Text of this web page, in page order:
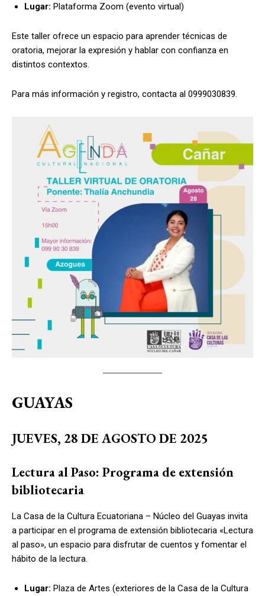
Lugar: Plataforma Zoom (evento virtual)
Este taller ofrece un espacio para aprender técnicas de
oratoria, mejorar la expresión y hablar con confianza en
distintos contextos.
Para más información y registro, contacta al 0999030839.
GUAYAS
JUEVES, 28 DE AGOSTO DE 2025
Lectura al Paso: Programa de extensión
bibliotecaria
La Casa de la Cultura Ecuatoriana – Núcleo del Guayas invita
a participar en el programa de extensión bibliotecaria «Lectura
al paso», un espacio para disfrutar de cuentos y fomentar el
hábito de la lectura.
Lugar: Plaza de Artes (exteriores de la Casa de la Cultura